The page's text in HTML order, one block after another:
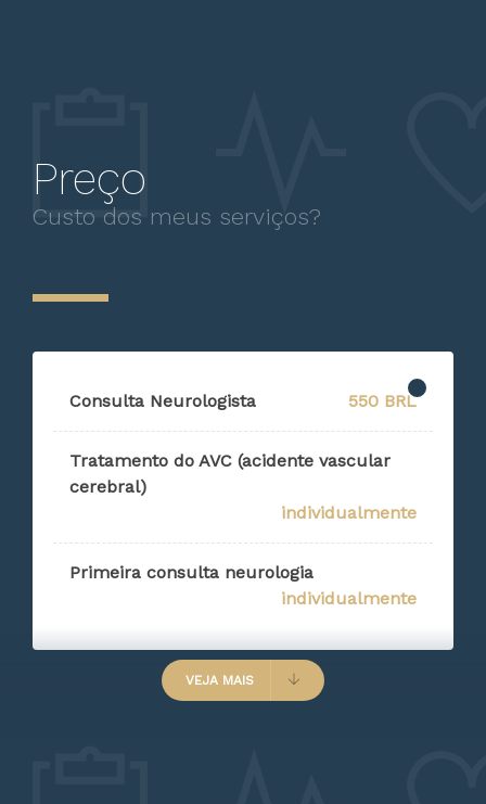
Preço
Custo dos meus serviços?
Consulta Neurologista 550 BRL
Tratamento do AVC (acidente vascular
cerebral)
individualmente
Primeira consulta neurologia
individualmente
VEJA MAIS